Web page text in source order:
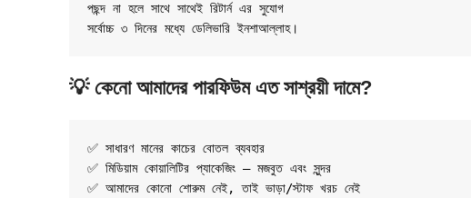
পছন্দ না হলে সাথে সাথেই রিটার্ন এর সুযোগ
সর্বোচ্চ ৩ দিনের মধ্যে ডেলিভারি ইনশাআল্লাহ।
💡 কেনো আমাদের পারফিউম এত সাশ্রয়ী দামে?
✅ সাধারণ মানের কাচের বোতল ব্যবহার
✅ মিডিয়াম কোয়ালিটির প্যাকেজিং – মজবুত এবং সুন্দর
✅ আমাদের কোনো শোরুম নেই, তাই ভাড়া/স্টাফ খরচ নেই